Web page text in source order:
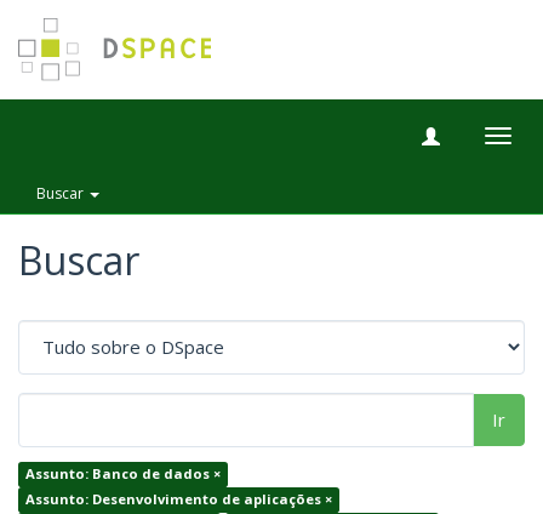
Buscar
Buscar
Ir
Assunto: Banco de dados ×
Assunto: Desenvolvimento de aplicações ×